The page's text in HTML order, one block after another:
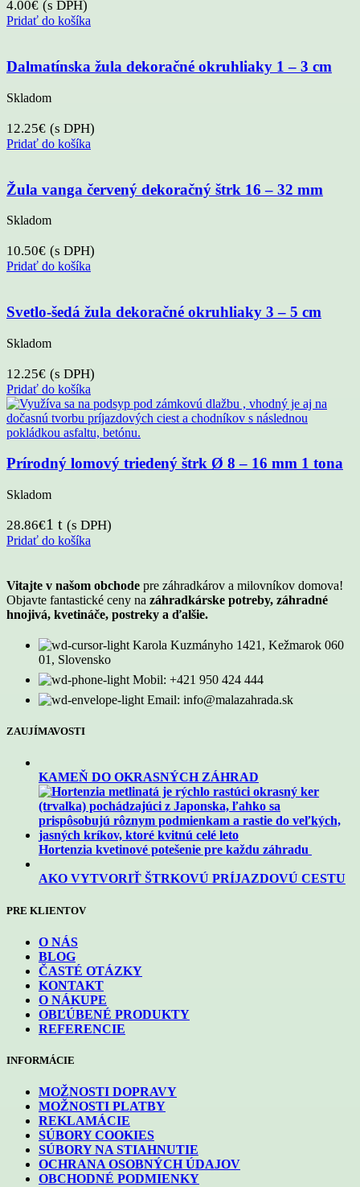
4.00€ (s DPH)
Pridať do košíka
Dalmatínska žula dekoračné okruhliaky 1 – 3 cm
Skladom
12.25€ (s DPH)
Pridať do košíka
Žula vanga červený dekoračný štrk 16 – 32 mm
Skladom
10.50€ (s DPH)
Pridať do košíka
Svetlo-šedá žula dekoračné okruhliaky 3 – 5 cm
Skladom
12.25€ (s DPH)
Pridať do košíka
Prírodný lomový triedený štrk Ø 8 – 16 mm 1 tona
Skladom
28.86€1 t (s DPH)
Pridať do košíka
Vitajte v našom obchode pre záhradkárov a milovníkov domova!
Objavte fantastické ceny na záhradkárske potreby, záhradné
hnojivá, kvetináče, postreky a ďalšie.
Karola Kuzmányho 1421, Kežmarok 060
01, Slovensko
Mobil: +421 950 424 444
Email: info@malazahrada.sk
ZAUJÍMAVOSTI
KAMEŇ DO OKRASNÝCH ZÁHRAD
Hortenzia kvetinové potešenie pre každu záhradu
AKO VYTVORIŤ ŠTRKOVÚ PRÍJAZDOVÚ CESTU
PRE KLIENTOV
O NÁS
BLOG
ČASTÉ OTÁZKY
KONTAKT
O NÁKUPE
OBĽÚBENÉ PRODUKTY
REFERENCIE
INFORMÁCIE
MOŽNOSTI DOPRAVY
MOŽNOSTI PLATBY
REKLAMÁCIE
SÚBORY COOKIES
SÚBORY NA STIAHNUTIE
OCHRANA OSOBNÝCH ÚDAJOV
OBCHODNÉ PODMIENKY